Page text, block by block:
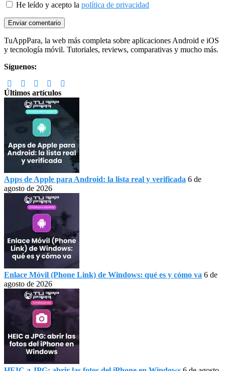
He leído y acepto la política de privacidad
Footer
TuAppPara, la web más completa sobre aplicaciones Android e iOS
y tecnología móvil. Tutoriales, reviews, comparativas y mucho más.
Síguenos:
Últimos artículos
Apps de Apple para Android: la lista real y verificada 6 de
agosto de 2026
Enlace Móvil (Phone Link) de Windows: qué es y cómo va 6 de
agosto de 2026